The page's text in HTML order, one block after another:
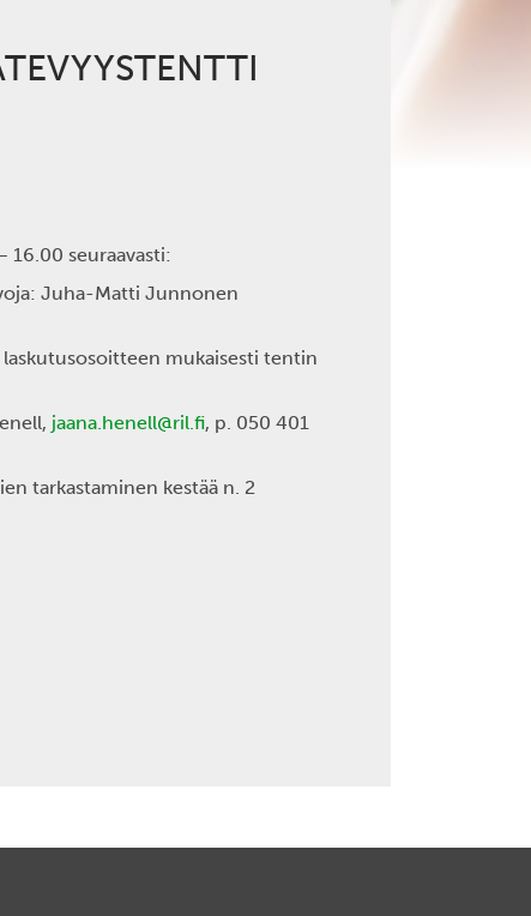
16.00 seuraavasti:
Juha-Matti Junnonen
mukaisesti tentin
jaana.henell@ril.fi, p. 050 401
tarkastaminen kestää n. 2